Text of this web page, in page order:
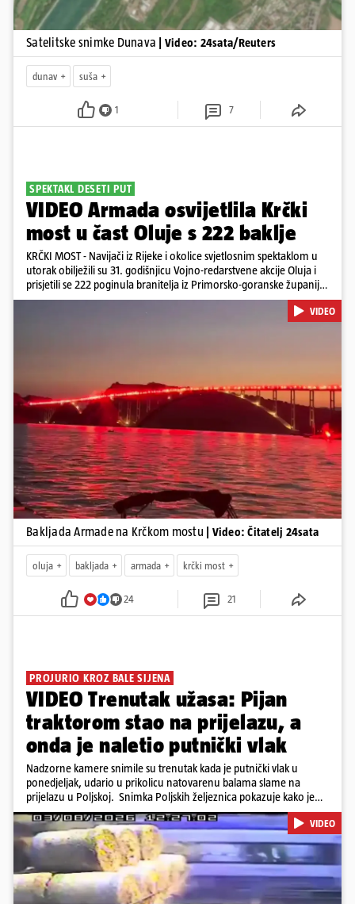
Satelitske snimke Dunava | Video: 24sata/Reuters
dunav suša
1 7
SPEKTAKL DESETI PUT
VIDEO Armada osvijetlila Krčki
most u čast Oluje s 222 baklje
KRČKI MOST - Navijači iz Rijeke i okolice svjetlosnim spektaklom u
utorak obilježili su 31. godišnjicu Vojno-redarstvene akcije Oluja i
prisjetili se 222 poginula branitelja iz Primorsko-goranske županije.
Bakljadu su priredili desetu godinu zaredom, a gledali su je s kopna
Pokretanje videa...
VIDEO
Bakljada Armade na Krčkom mostu | Video: Čitatelj 24sata
oluja bakljada armada krčki most
24 21
PROJURIO KROZ BALE SIJENA
VIDEO Trenutak užasa: Pijan
traktorom stao na prijelazu, a
onda je naletio putnički vlak
Nadzorne kamere snimile su trenutak kada je putnički vlak u
ponedjeljak, udario u prikolicu natovarenu balama slame na
prijelazu u Poljskoj. Snimka Poljskih željeznica pokazuje kako je
vozač traktora krenuo preko pruge dok su se rampe spuštale i
signalna svjetla bila uključena, a zatim se zaustavio dok su prikolice
ostale na tračnicama. Vlak je ubrzo udario u njih i probio se kroz
teret. U nesreći nije bilo ozlijeđenih. Iz PKP-a su priopćili da je
vozač traktora bio pod utjecajem alkohola te da je ugrozio živote
oko 500 putnika.
VIDEO